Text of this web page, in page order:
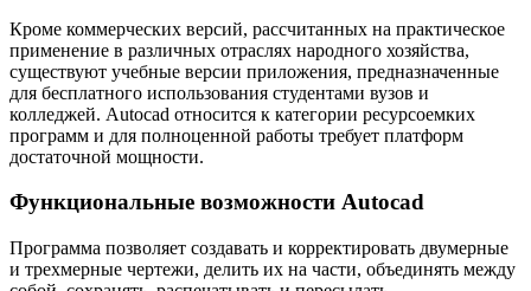
Кроме коммерческих версий, рассчитанных на практическое
применение в различных отраслях народного хозяйства,
существуют учебные версии приложения, предназначенные
для бесплатного использования студентами вузов и
колледжей. Autocad относится к категории ресурсоемких
программ и для полноценной работы требует платформ
достаточной мощности.
Функциональные возможности Autocad
Программа позволяет создавать и корректировать двумерные
и трехмерные чертежи, делить их на части, объединять между